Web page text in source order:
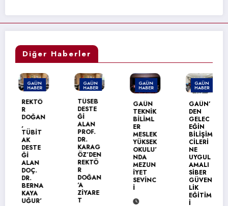
Diğer Haberler
GAÜN
HABER
REKTÖ
R
DOĞAN
TÜBİT
AK
DESTE
Ğİ
ALAN
DOÇ.
DR.
BERNA
KAYA
UĞUR’
GAÜN
HABER
TÜSEB
DESTE
Ğİ
ALAN
PROF.
DR.
KARAG
ÖZ’DEN
REKTÖ
R
DOĞAN
’A
ZİYARE
T
GAÜN
HABER
GAÜN
TEKNİK
BİLİML
ER
MESLEK
YÜKSEK
OKULU’
NDA
MEZUN
İYET
SEVİNC
GAÜN
HABER
GAÜN’
DEN
GELEC
EĞİN
BİLİŞİM
CİLERİ
NE
UYGUL
AMALI
SİBER
GÜVEN
LİK
EĞİTİM